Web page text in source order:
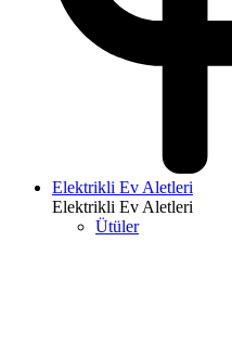
Elektrikli Ev Aletleri
Elektrikli Ev Aletleri
Ütüler